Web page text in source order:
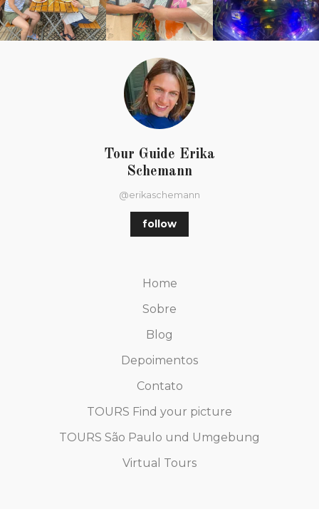
Tour Guide Erika
Schemann
@erikaschemann
follow
Home
Sobre
Blog
Depoimentos
Contato
TOURS Find your picture
TOURS São Paulo und Umgebung
Virtual Tours